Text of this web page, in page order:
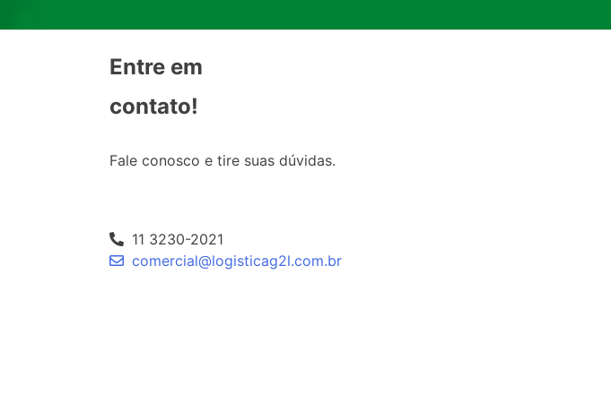
Entre em
contato!
Fale conosco e tire suas dúvidas.
11 3230-2021
comercial@logisticag2l.com.br